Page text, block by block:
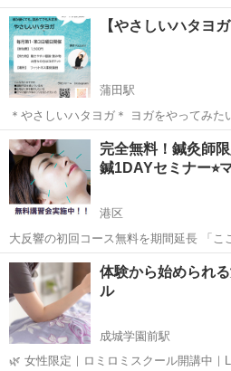
得したい方 副業として始めたい方、将来
スクールを開いております。 講師は、整体、オイルマッサージ歴10年
東京 大田区 品川駅 美容健康
【やさしいハタヨ
蒲田駅
＊やさしいハタヨガ＊ ヨガをやってみたいと思いつつ、マットがない
な、ヨガウェアはどうしよう…となかな
めのクラスです。 柔術のスタジオで床は
すので、ヨガマットは不要...
東京 大田区 蒲田駅 その他
完全無料！鍼灸師
鍼1DAYセミナー⭐︎
港区
大反響の初回コース無料を期間延長 「こ
クエストの多い気になるポイント改善方法！」 鍼灸師新卒者
東京 港区 マッサージ 小顔
体験から始められ
ル
成城学園前駅
🌿 女性限定｜ロミロミスクール開講中｜